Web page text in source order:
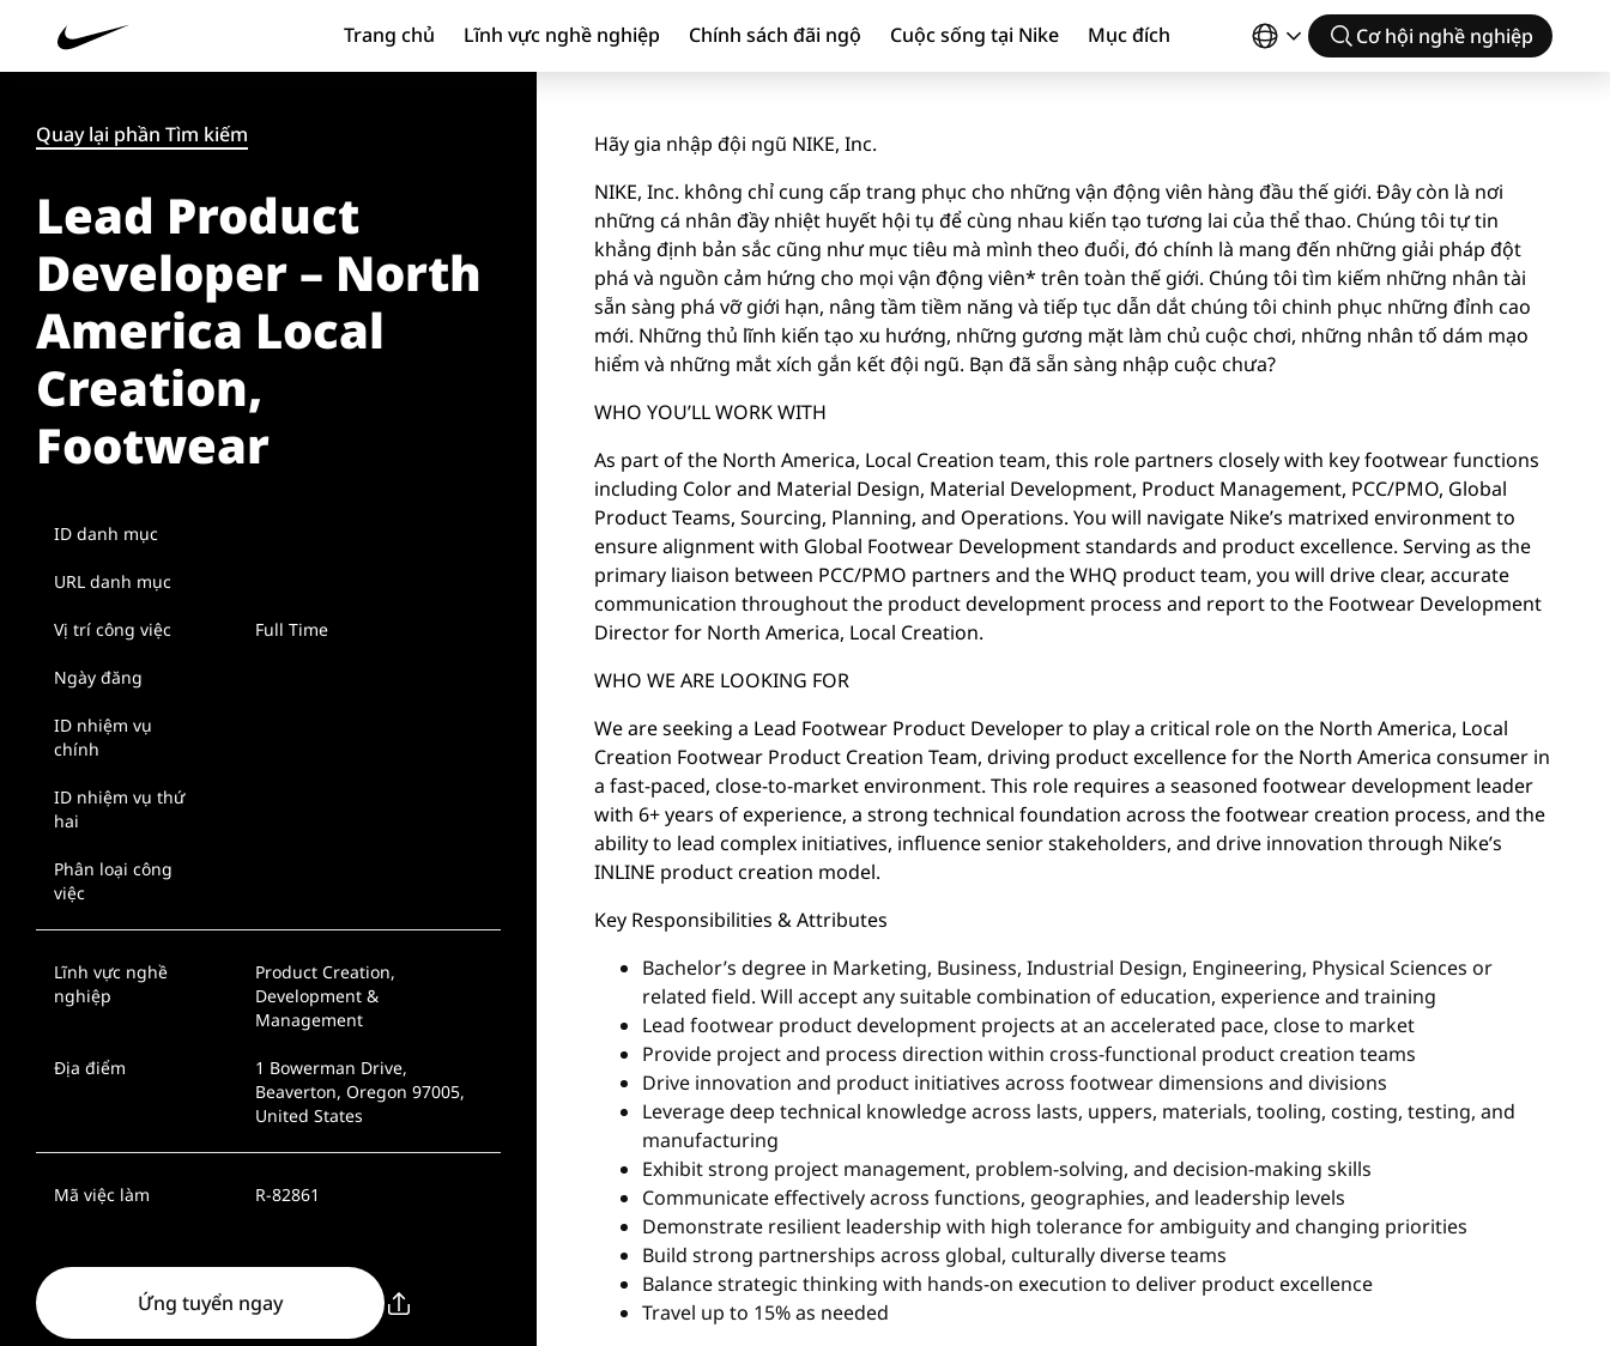
Trang chủ Lĩnh vực nghề nghiệp Chính sách đãi ngộ Cuộc sống tại Nike Mục đích Cơ hội nghề nghiệp
Quay lại phần Tìm kiếm
Lead Product
Developer – North
America Local
Creation,
Footwear
ID danh mục
URL danh mục
Vị trí công việc Full Time
Ngày đăng
ID nhiệm vụ
chính
ID nhiệm vụ thứ
hai
Phân loại công
việc
Lĩnh vực nghề
nghiệp
Product Creation,
Development &
Management
Địa điểm
1 Bowerman Drive,
Beaverton, Oregon 97005,
United States
Mã việc làm R-82861
Ứng tuyển ngay
Hãy gia nhập đội ngũ NIKE, Inc.
NIKE, Inc. không chỉ cung cấp trang phục cho những vận động viên hàng đầu thế giới. Đây còn là nơi
những cá nhân đầy nhiệt huyết hội tụ để cùng nhau kiến tạo tương lai của thể thao. Chúng tôi tự tin
khẳng định bản sắc cũng như mục tiêu mà mình theo đuổi, đó chính là mang đến những giải pháp đột
phá và nguồn cảm hứng cho mọi vận động viên* trên toàn thế giới. Chúng tôi tìm kiếm những nhân tài
sẵn sàng phá vỡ giới hạn, nâng tầm tiềm năng và tiếp tục dẫn dắt chúng tôi chinh phục những đỉnh cao
mới. Những thủ lĩnh kiến tạo xu hướng, những gương mặt làm chủ cuộc chơi, những nhân tố dám mạo
hiểm và những mắt xích gắn kết đội ngũ. Bạn đã sẵn sàng nhập cuộc chưa?
WHO YOU’LL WORK WITH
As part of the North America, Local Creation team, this role partners closely with key footwear functions
including Color and Material Design, Material Development, Product Management, PCC/PMO, Global
Product Teams, Sourcing, Planning, and Operations. You will navigate Nike’s matrixed environment to
ensure alignment with Global Footwear Development standards and product excellence. Serving as the
primary liaison between PCC/PMO partners and the WHQ product team, you will drive clear, accurate
communication throughout the product development process and report to the Footwear Development
Director for North America, Local Creation.
WHO WE ARE LOOKING FOR
We are seeking a Lead Footwear Product Developer to play a critical role on the North America, Local
Creation Footwear Product Creation Team, driving product excellence for the North America consumer in
a fast-paced, close-to-market environment. This role requires a seasoned footwear development leader
with 6+ years of experience, a strong technical foundation across the footwear creation process, and the
ability to lead complex initiatives, influence senior stakeholders, and drive innovation through Nike’s
INLINE product creation model.
Key Responsibilities & Attributes
Bachelor’s degree in Marketing, Business, Industrial Design, Engineering, Physical Sciences or
related field. Will accept any suitable combination of education, experience and training
Lead footwear product development projects at an accelerated pace, close to market
Provide project and process direction within cross-functional product creation teams
Drive innovation and product initiatives across footwear dimensions and divisions
Leverage deep technical knowledge across lasts, uppers, materials, tooling, costing, testing, and
manufacturing
Exhibit strong project management, problem-solving, and decision-making skills
Communicate effectively across functions, geographies, and leadership levels
Demonstrate resilient leadership with high tolerance for ambiguity and changing priorities
Build strong partnerships across global, culturally diverse teams
Balance strategic thinking with hands-on execution to deliver product excellence
Travel up to 15% as needed